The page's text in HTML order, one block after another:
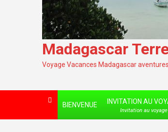
Madagascar
Voyage Vacances Madagascar aventures
BIENVENUE INVITATION AU
Invitation au voyage